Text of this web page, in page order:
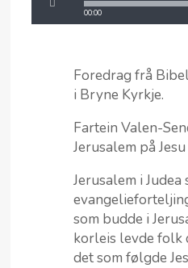
00:00
Foredrag frå
i Bryne Kyrkje.
Fartein Valen-
Jerusalem på
Jerusalem i
som budde i
korleis levde folk
det som følgde